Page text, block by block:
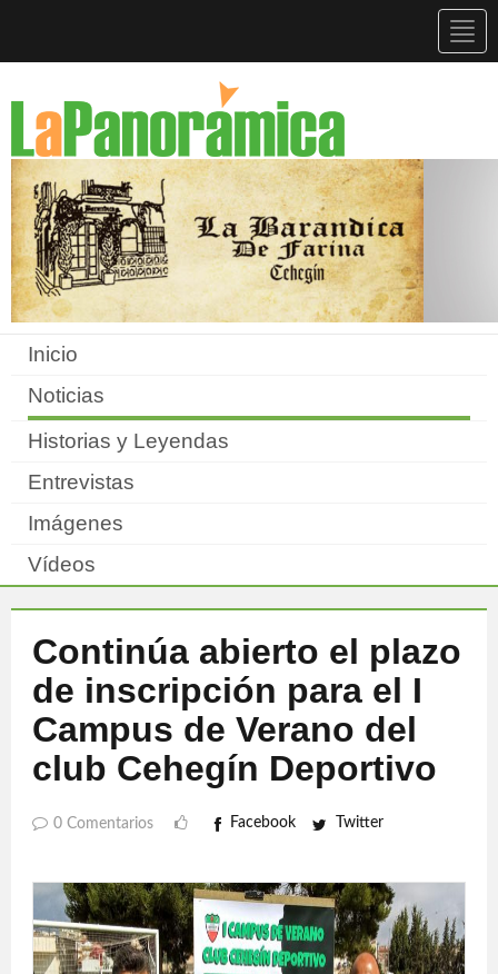
Inicio
Noticias
Historias y Leyendas
Entrevistas
Imágenes
Vídeos
Continúa abierto el plazo
de inscripción para el I
Campus de Verano del
club Cehegín Deportivo
0 Comentarios Facebook Twitter